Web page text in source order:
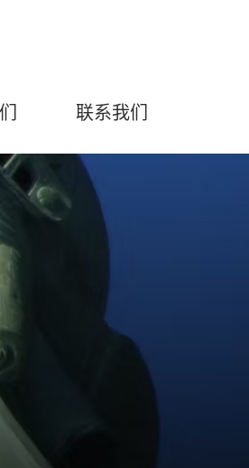
联系我们